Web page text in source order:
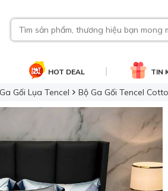
HOT DEAL TIN
Gối Lụa Tencel Bộ Ga Gối Tencel